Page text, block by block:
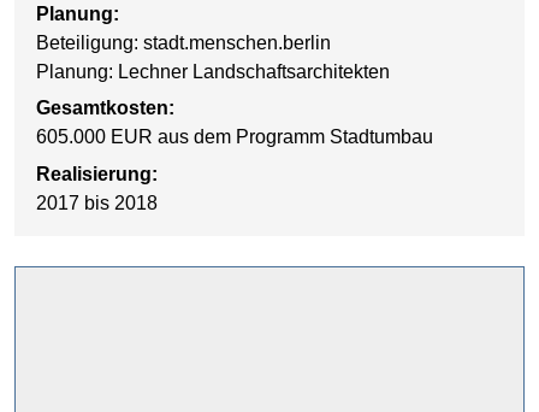
Planung:
Beteiligung: stadt.menschen.berlin
Planung: Lechner Landschaftsarchitekten
Gesamtkosten:
605.000 EUR aus dem Programm Stadtumbau
Realisierung:
2017 bis 2018